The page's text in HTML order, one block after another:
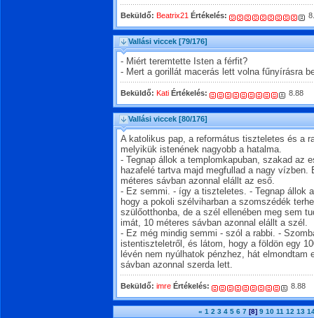
Beküldő: Beatrix21 Értékelés:
Vallási viccek [79/176]
- Miért teremtette Isten a férfit?
- Mert a gorillát macerás lett volna fűnyírásra
Beküldő: Kati Értékelés: 8.88
Vallási viccek [80/176]
A katolikus pap, a református tiszteletes és a
melyikük istenének nagyobb a hatalma.
- Tegnap állok a templomkapuban, szakad az
hazafelé tartva majd megfullad a nagy vízben.
méteres sávban azonnal elállt az eső.
- Ez semmi. - így a tiszteletes. - Tegnap állok
hogy a pokoli szélviharban a szomszédék
szülőotthonba, de a szél ellenében meg sem
imát, 10 méteres sávban azonnal elállt a szél.
- Ez még mindig semmi - szól a rabbi. -
istentiszteletről, és látom, hogy a földön egy
lévén nem nyúlhatok pénzhez, hát elmondtam
sávban azonnal szerda lett.
Beküldő: imre Értékelés: 8.88
« 1 2 3 4 5 6 7 [8] 9 10 11 12 13